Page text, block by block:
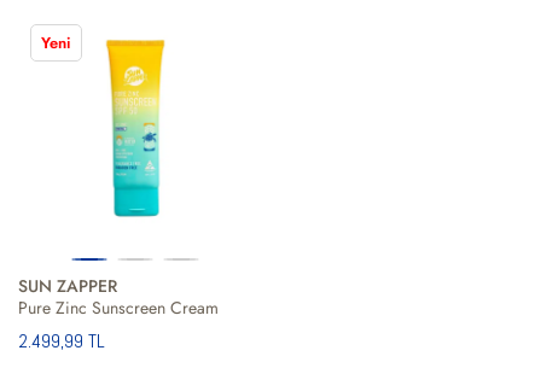
Yeni
SUN ZAPPER
Pure Zinc Sunscreen Cream
2.499,99 TL